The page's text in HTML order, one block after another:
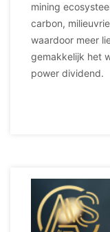
mining
carbon,
waardoor meer
gemakkelijk het
power dividend.